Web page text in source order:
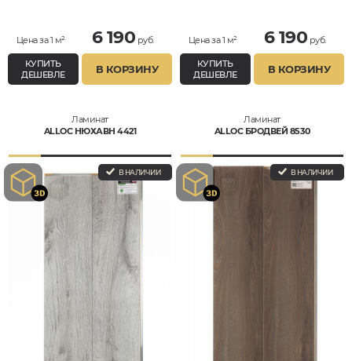
Цена за 1 м² 6 190 руб.
КУПИТЬ
ДЕШЕВЛЕ
В КОРЗИНУ
Цена за 1 м² 6 190 руб.
КУПИТЬ
ДЕШЕВЛЕ
В КОРЗИНУ
Ламинат
ALLOC НЮХАВН 4421
В НАЛИЧИИ
Ламинат
ALLOC БРОДВЕЙ 8530
В НАЛИЧИИ